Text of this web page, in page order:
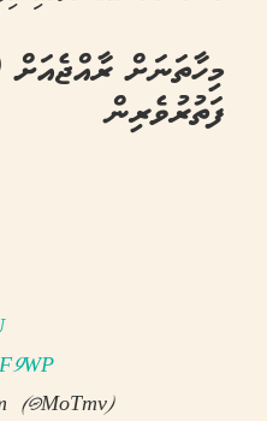
ފަތުރުވެރިން